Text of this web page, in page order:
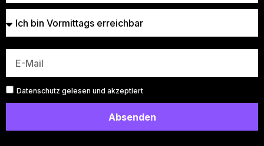
Datenschutz gelesen und akzeptiert
Absenden